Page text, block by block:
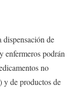
dispensación de
enfermeros podrán
no
y de productos de